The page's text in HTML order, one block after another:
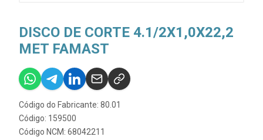
DISCO DE CORTE 4.1/2X1,0X22,2
MET FAMAST
Código do Fabricante: 80.01
Código: 159500
Código NCM: 68042211